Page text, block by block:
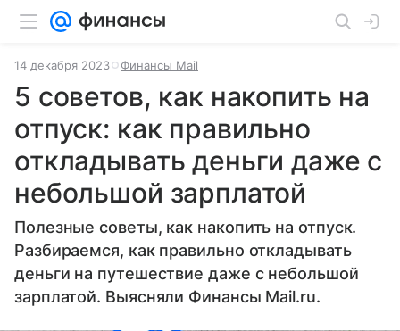
14 декабря 2023 Финансы Mail
5 советов, как накопить на
отпуск: как правильно
откладывать деньги даже с
небольшой зарплатой
Полезные советы, как накопить на отпуск.
Разбираемся, как правильно откладывать
деньги на путешествие даже с небольшой
зарплатой. Выясняли Финансы Mail.ru.